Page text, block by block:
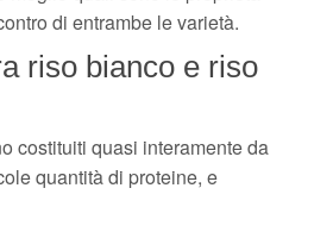
di entrambe le varietà.
riso bianco e riso
costituiti quasi interamente da
quantità di proteine, e